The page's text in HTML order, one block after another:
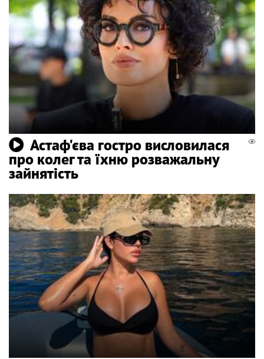
Астаф'єва гостро висловилася
про колег та їхню розважальну
зайнятість